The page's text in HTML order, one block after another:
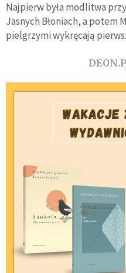
Najpierw była modlitwa
Jasnych Błoniach, a potem
pielgrzymi wykręcają